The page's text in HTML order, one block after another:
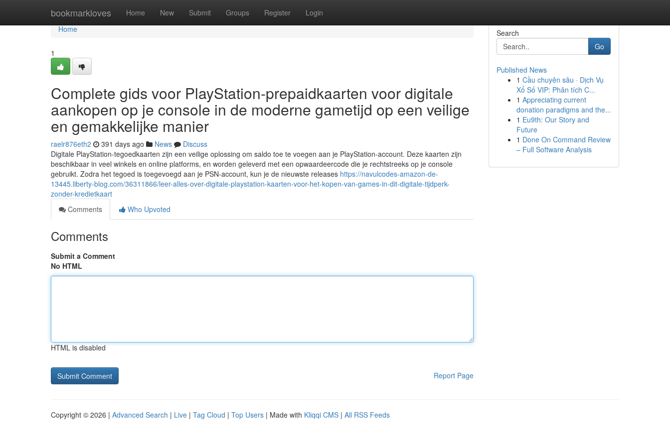
bookmarkloves Home New Submit Groups Register Login
Home
Home
1
Complete gids voor PlayStation-prepaidkaarten voor digitale
aankopen op je console in de moderne gametijd op een veilige
en gemakkelijke manier
raelr876eth2 391 days ago News
Discuss
Digitale PlayStation-tegoedkaarten zijn een veilige oplossing om saldo toe te voegen aan je PlayStation-account. Deze kaarten zijn
beschikbaar in veel winkels en online platforms, en worden geleverd met een opwaardeercode die je rechtstreeks op je console
gebruikt. Zodra het tegoed is toegevoegd aan je PSN-account, kun je de nieuwste releases https://navulcodes-amazon-de-
13445.liberty-blog.com/36311866/leer-alles-over-digitale-playstation-kaarten-voor-het-kopen-van-games-in-dit-digitale-tijdperk-
zonder-kredietkaart
Comments
Who Upvoted
Comments
Submit a Comment
No HTML
HTML is disabled
Report Page
Search
Go
Published News
1 Cầu chuyên sâu · Dịch Vụ
Xổ Số VIP: Phân tích C...
1 Appreciating current
donation paradigms and the...
1 Eu9th: Our Story and
Future
1 Done On Command Review
– Full Software Analysis
Copyright © 2026 | Advanced Search | Live | Tag Cloud | Top Users | Made with Kliqqi CMS | All RSS Feeds